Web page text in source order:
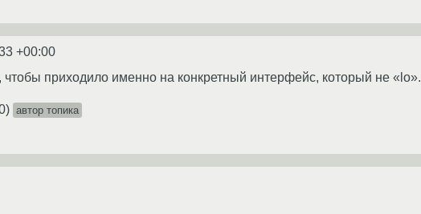
+00:00
приходило именно на конкретный интерфейс, который не «lo».
) автор топика